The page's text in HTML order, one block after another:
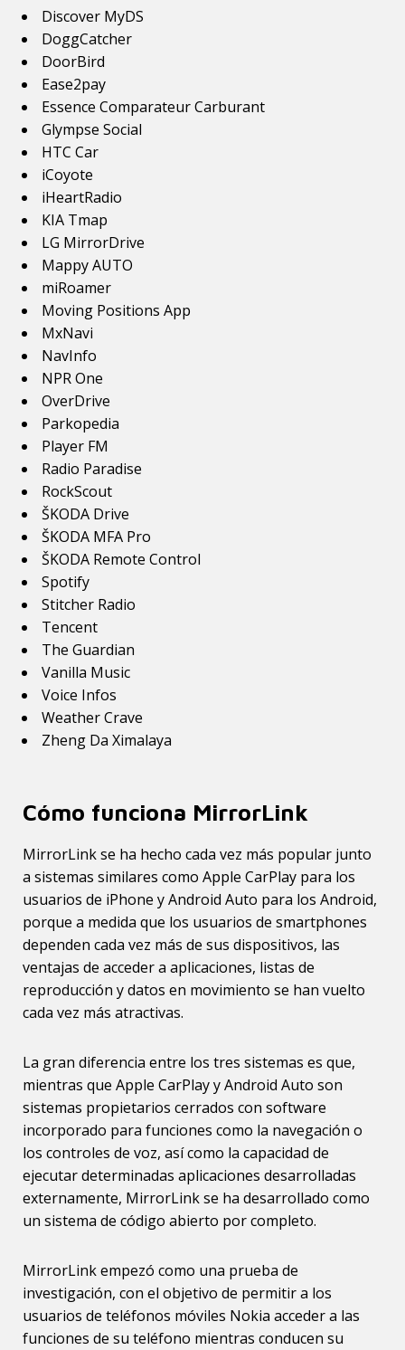
Discover MyDS
DoggCatcher
DoorBird
Ease2pay
Essence Comparateur Carburant
Glympse Social
HTC Car
iCoyote
iHeartRadio
KIA Tmap
LG MirrorDrive
Mappy AUTO
miRoamer
Moving Positions App
MxNavi
NavInfo
NPR One
OverDrive
Parkopedia
Player FM
Radio Paradise
RockScout
ŠKODA Drive
ŠKODA MFA Pro
ŠKODA Remote Control
Spotify
Stitcher Radio
Tencent
The Guardian
Vanilla Music
Voice Infos
Weather Crave
Zheng Da Ximalaya
Cómo funciona MirrorLink
MirrorLink se ha hecho cada vez más popular junto
a sistemas similares como Apple CarPlay para los
usuarios de iPhone y Android Auto para los Android,
porque a medida que los usuarios de smartphones
dependen cada vez más de sus dispositivos, las
ventajas de acceder a aplicaciones, listas de
reproducción y datos en movimiento se han vuelto
cada vez más atractivas.
La gran diferencia entre los tres sistemas es que,
mientras que Apple CarPlay y Android Auto son
sistemas propietarios cerrados con software
incorporado para funciones como la navegación o
los controles de voz, así como la capacidad de
ejecutar determinadas aplicaciones desarrolladas
externamente, MirrorLink se ha desarrollado como
un sistema de código abierto por completo.
MirrorLink empezó como una prueba de
investigación, con el objetivo de permitir a los
usuarios de teléfonos móviles Nokia acceder a las
funciones de su teléfono mientras conducen su